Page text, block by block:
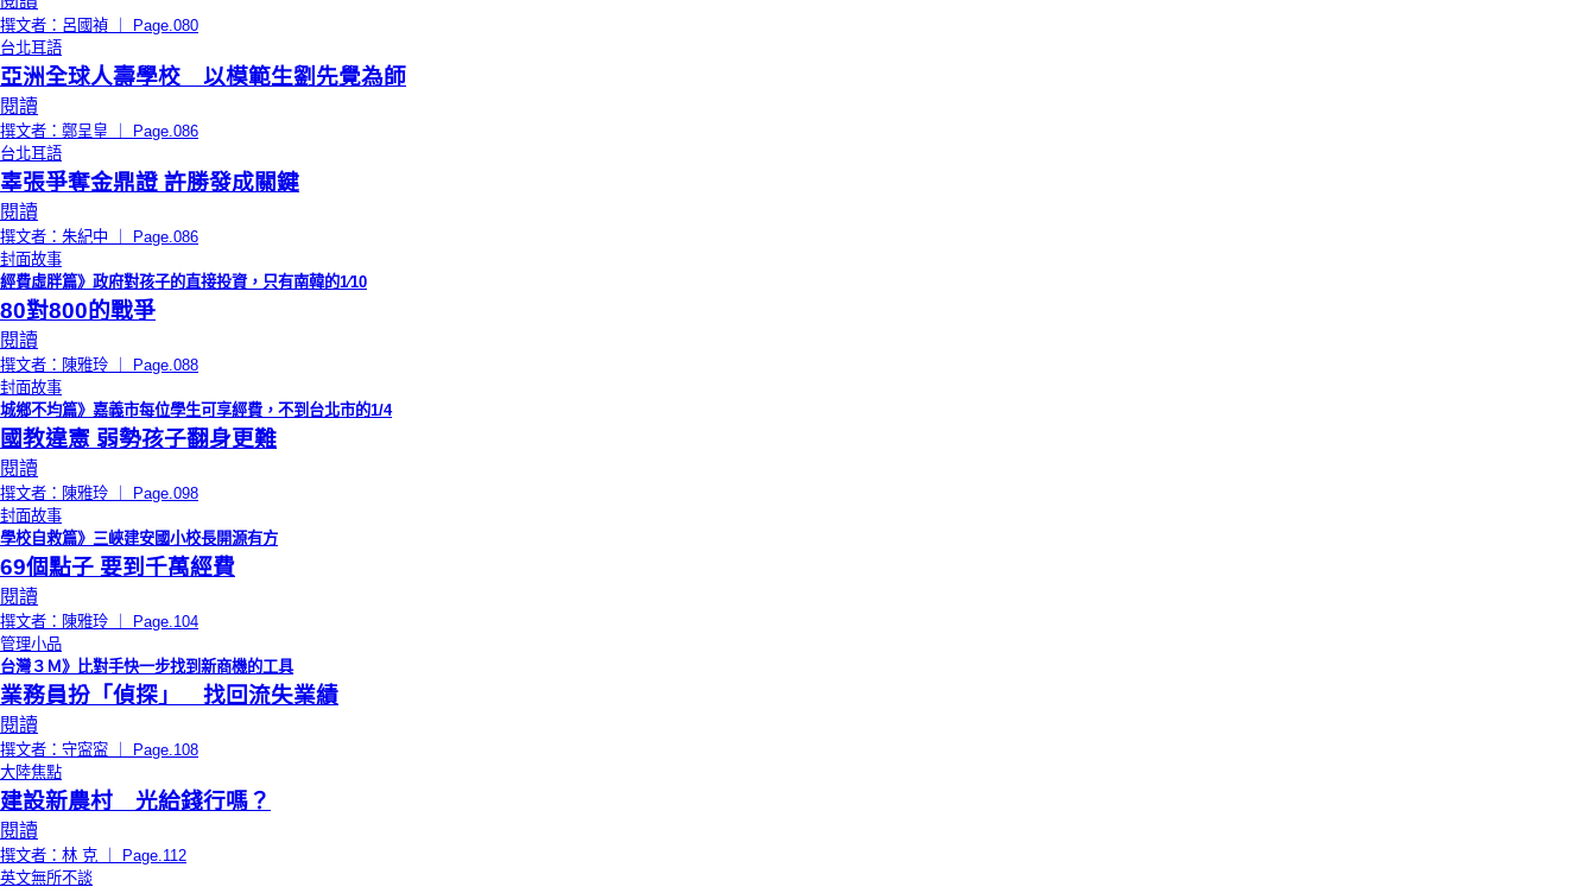
撰文者：呂國禎 ｜ Page.080
台北耳語
亞洲全球人壽學校 以模範生劉先覺為師
閱讀
撰文者：鄭呈皇 ｜ Page.086
台北耳語
辜張爭奪金鼎證 許勝發成關鍵
閱讀
撰文者：朱紀中 ｜ Page.086
封面故事
經費虛胖篇》政府對孩子的直接投資，只有南韓的1∕10
80對800的戰爭
閱讀
撰文者：陳雅玲 ｜ Page.088
封面故事
城鄉不均篇》嘉義市每位學生可享經費，不到台北市的1/4
國教違憲 弱勢孩子翻身更難
閱讀
撰文者：陳雅玲 ｜ Page.098
封面故事
學校自救篇》三峽建安國小校長開源有方
69個點子 要到千萬經費
閱讀
撰文者：陳雅玲 ｜ Page.104
管理小品
台灣３Ｍ》比對手快一步找到新商機的工具
業務員扮「偵探」 找回流失業績
閱讀
撰文者：守寍寍 ｜ Page.108
大陸焦點
建設新農村 光給錢行嗎？
閱讀
撰文者：林 克 ｜ Page.112
英文無所不談